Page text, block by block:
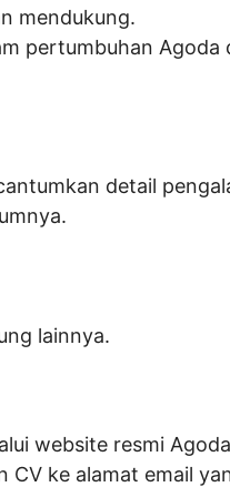
mendukung.
pertumbuhan Agoda
detail
lainnya.
website resmi
CV ke alamat email